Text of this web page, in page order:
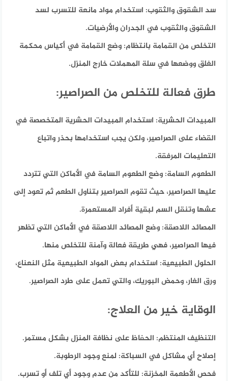
سد الشقوق والثقوب: استخدام مواد مانعة للتسرب لسد
الشقوق والثقوب في الجدران والأرضيات.
التخلص من القمامة بانتظام: وضع القمامة في أكياس محكمة
الغلق ووضعها في سلة المهملات خارج المنزل.
طرق فعالة للتخلص من الصراصير:
المبيدات الحشرية: استخدام المبيدات الحشرية المتخصصة في
القضاء على الصراصير، ولكن يجب استخدامها بحذر واتباع
التعليمات المرفقة.
الطعوم السامة: وضع الطعوم السامة في الأماكن التي تتردد
عليها الصراصير، حيث تقوم الصراصير بتناول الطعم ثم تعود إلى
عشها وتنقل السم لبقية أفراد المستعمرة.
المصائد اللاصقة: وضع المصائد اللاصقة في الأماكن التي تظهر
فيها الصراصير، فهي طريقة فعالة وآمنة للتخلص منها.
الحلول الطبيعية: استخدام بعض المواد الطبيعية مثل النعناع،
ورق الغار، وحمض البوريك، والتي تعمل على طرد الصراصير.
الوقاية خير من العلاج:
التنظيف المنتظم: الحفاظ على نظافة المنزل بشكل مستمر.
إصلاح أي مشاكل في السباكة: لمنع وجود الرطوبة.
فحص الأطعمة المخزنة: للتأكد من عدم وجود أي تلف أو تسرب.